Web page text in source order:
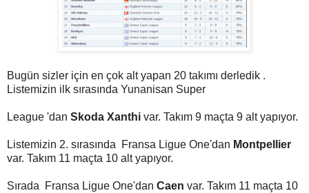
Bugün sizler için en çok alt yapan 20 takımı derledik .
Listemizin ilk sırasında Yunanisan Super
League 'dan Skoda Xanthi var. Takım 9 maçta 9 alt yapıyor.
Listemizin 2. sırasında Fransa Ligue One'dan Montpellier
var. Takım 11 maçta 10 alt yapıyor.
Sırada Fransa Ligue One'dan Caen var. Takım 11 maçta 10